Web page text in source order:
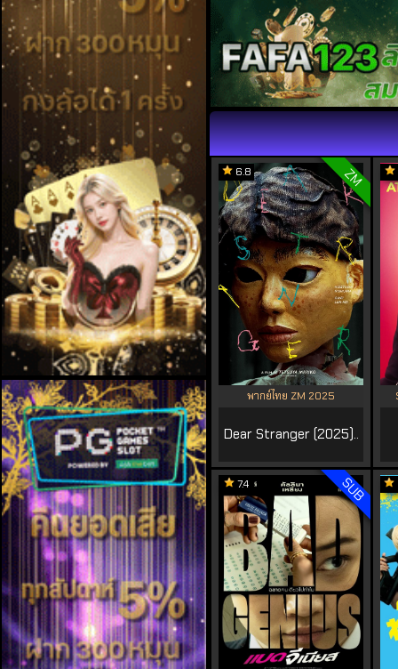
ZM
6.8
พากย์ไทย ZM 2025
Dear Stranger (2025)..
SUB
7.4